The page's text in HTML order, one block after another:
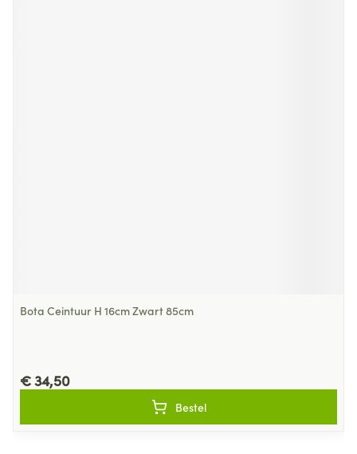
Bota Ceintuur H 16cm Zwart 85cm
€ 34,50
Bestel